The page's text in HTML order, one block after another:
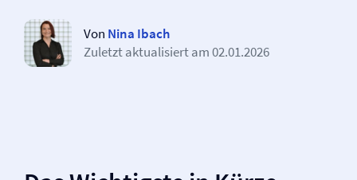
Von Nina Ibach
Zuletzt aktualisiert am02.01.2026